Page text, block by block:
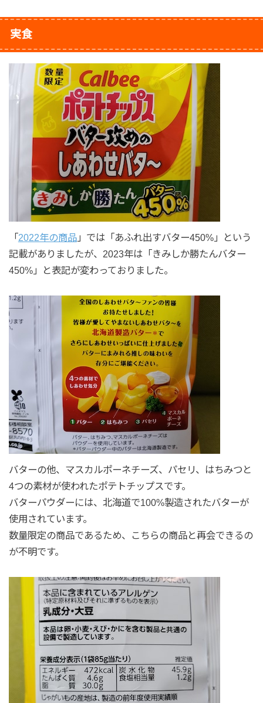
実食
「 2022年の商品」では「あふれ出すバター450%」という
記載がありましたが、2023年は「きみしか勝たんバター
450%」と表記が変わっておりました。
バターの他、マスカルポーネチーズ、パセリ、はちみつと
4つの素材が使われたポテトチップスです。
バターパウダーには、北海道で100%製造されたバターが
使用されています。
数量限定の商品であるため、こちらの商品と再会できるの
が不明です。